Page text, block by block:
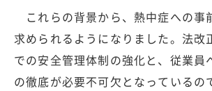
これらの背景から、熱中症への事
求められるようになりました。法改
での安全管理体制の強化と、従業員
の徹底が必要不可欠となっているの